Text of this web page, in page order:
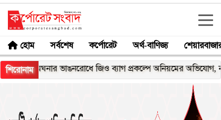
হোম সর্বশেষ কর্পোরেট অর্থ-বাণিজ্য
শিরোনাম
মেঘনার ভাঙনরোধে জিও ব্যাগ প্রকল্পে অনিয়মের অভিযোগ,